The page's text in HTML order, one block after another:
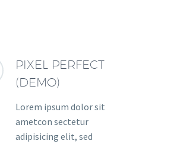
PIXEL PERFECT
(DEMO)
Lorem ipsum dolor sit
ametcon sectetur
adipisicing elit, sed